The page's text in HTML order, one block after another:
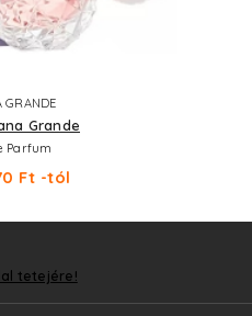
GRANDE
Grande
Parfum
Ft -tól
tetejére!